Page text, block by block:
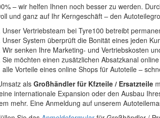
– wir helfen Ihnen noch besser zu werden.
und ganz auf Ihr Kerngeschäft – den
Unser Vertriebsteam bei Tyre100 betreibt
Unser System überprüft die Bonität eines jeden
Wir senken Ihre Marketing- und Vertriebskosten
Sie möchten einen zusätzlichen Absatzkanal
alle Vorteile eines online Shops für Autoteile –
als Großhändler für Kfzteile / Ersatzteile
internationale Expansion oder den Ausbau
mehr. Eine Anmeldung auf unserem